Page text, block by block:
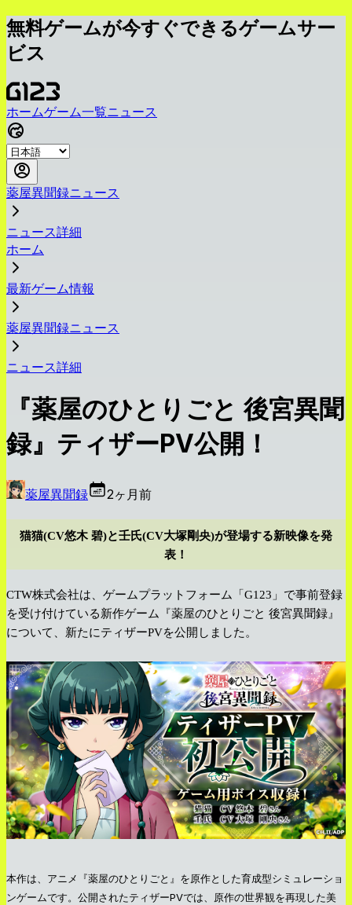
無料ゲームが今すぐできるゲームサー
ビス
ホームゲーム一覧ニュース
薬屋異聞録ニュース
ニュース詳細
ホーム
最新ゲーム情報
薬屋異聞録ニュース
ニュース詳細
『薬屋のひとりごと 後宮異聞
録』ティザーPV公開！
薬屋異聞録 2ヶ月前
猫猫(CV悠木 碧)と壬氏(CV大塚剛央)が登場する新映像を発
表！
CTW株式会社は、ゲームプラットフォーム「G123」で事前登録
を受け付けている新作ゲーム『薬屋のひとりごと 後宮異聞録』
について、新たにティザーPVを公開しました。
本作は、アニメ『薬屋のひとりごと』を原作とした育成型シミュレーショ
ンゲームです。公開されたティザーPVでは、原作の世界観を再現した美